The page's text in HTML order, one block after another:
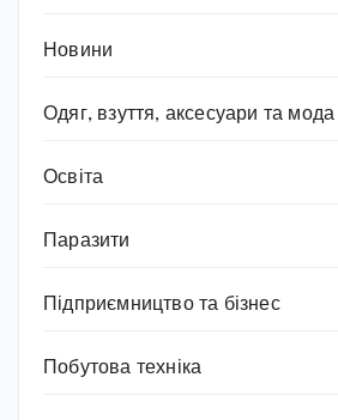
Новини
Одяг, взуття, аксесуари та мода
Освіта
Паразити
Підприємництво та бізнес
Побутова техніка